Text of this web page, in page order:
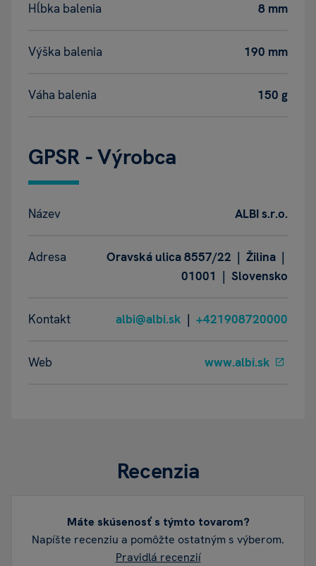
Hĺbka balenia 8 mm
Výška balenia 190 mm
Váha balenia 150 g
GPSR - Výrobca
Název ALBI s.r.o.
Adresa
Oravská ulica 8557/22 | Žilina |
01001 | Slovensko
Kontakt albi@albi.sk | +421908720000
Web www.albi.sk
Recenzia
Máte skúsenosť s týmto tovarom?
Napíšte recenziu a pomôžte ostatným s výberom.
Pravidlá recenzií